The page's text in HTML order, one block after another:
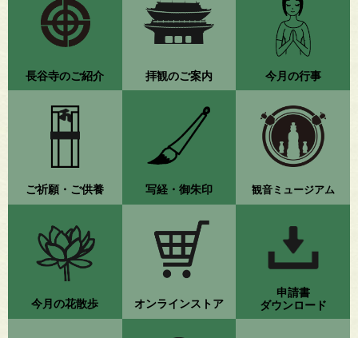
長谷寺のご紹介 拝観のご案内 今月の行事
ご祈願・ご供養 写経・御朱印 観音ミュージアム
今月の花散歩 オンラインストア
申請書
ダウンロード